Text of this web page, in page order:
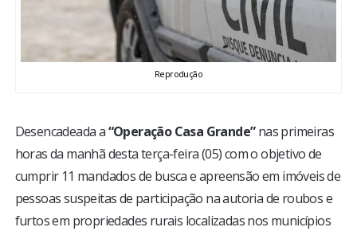
Reprodução
Desencadeada a“Operação Casa Grande”nas primeiras
horas da manhã desta terça-feira (05) com o objetivo de
cumprir 11 mandados de busca e apreensão em imóveis de
pessoas suspeitas de participação na autoria de roubos e
furtos em propriedades rurais localizadas nos municípios